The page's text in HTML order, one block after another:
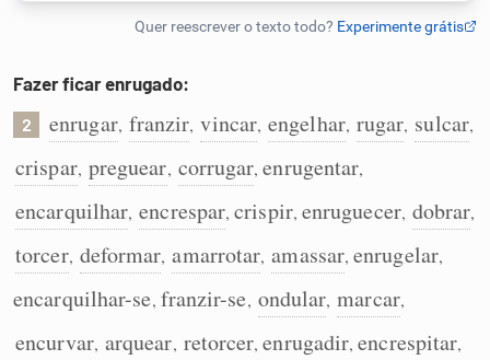
Fazer ficar enrugado:
2 enrugar, franzir, vincar, engelhar, rugar, sulcar,
crispar, preguear, corrugar,enrugentar,
encarquilhar, encrespar,crispir, enruguecer, dobrar,
torcer, deformar, amarrotar, amassar,enrugelar,
encarquilhar-se, franzir-se, ondular, marcar,
encurvar, arquear, retorcer,enrugadir,encrespitar,